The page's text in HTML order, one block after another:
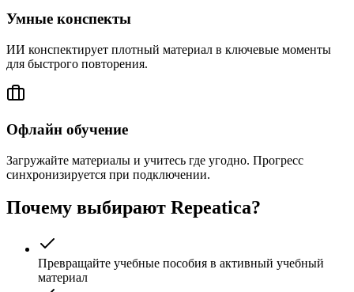
Умные конспекты
ИИ конспектирует плотный материал в ключевые моменты
для быстрого повторения.
Офлайн обучение
Загружайте материалы и учитесь где угодно. Прогресс
синхронизируется при подключении.
Почему выбирают Repeatica?
Превращайте учебные пособия в активный учебный
материал